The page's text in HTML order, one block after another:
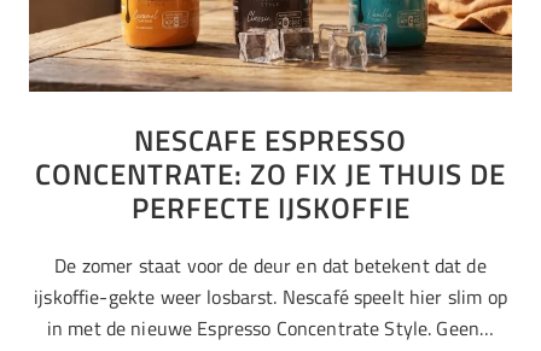
NESCAFE ESPRESSO
CONCENTRATE: ZO FIX JE THUIS DE
PERFECTE IJSKOFFIE
De zomer staat voor de deur en dat betekent dat de
ijskoffie-gekte weer losbarst. Nescafé speelt hier slim op
in met de nieuwe Espresso Concentrate Style. Geen…